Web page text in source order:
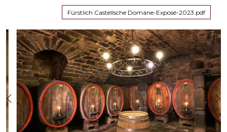
Fürstlich Castellsche Domäne-Exposé-2023.pdf